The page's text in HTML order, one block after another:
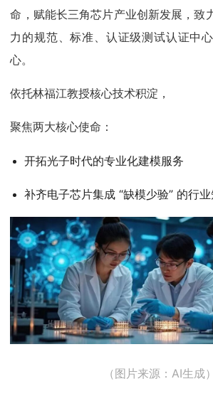
命，赋能长三角芯片产业创新发展，致
力的规范、标准、认证级测试认证中
心。
依托林福江教授核心技术积淀，
聚焦两大核心使命：
开拓光子时代的专业化建模服务
补齐电子芯片集成 “缺模少验” 的行业
（图片来源：AI生成）